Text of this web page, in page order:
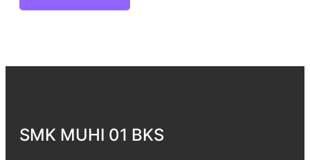
SMK MUHI 01 BKS